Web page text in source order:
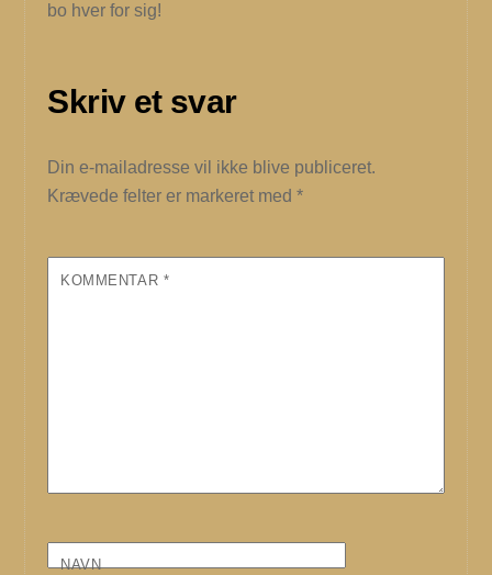
bo hver for sig!
Skriv et svar
Din e-mailadresse vil ikke blive publiceret.
Krævede felter er markeret med*
KOMMENTAR *
NAVN